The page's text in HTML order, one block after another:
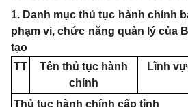
1. Danh mục thủ tục hành chính
phạm vi, chức năng quản lý của
tạo
TT
Tên thủ tục hành
chính
Lĩnh
Thủ tục hành chính cấp tỉnh